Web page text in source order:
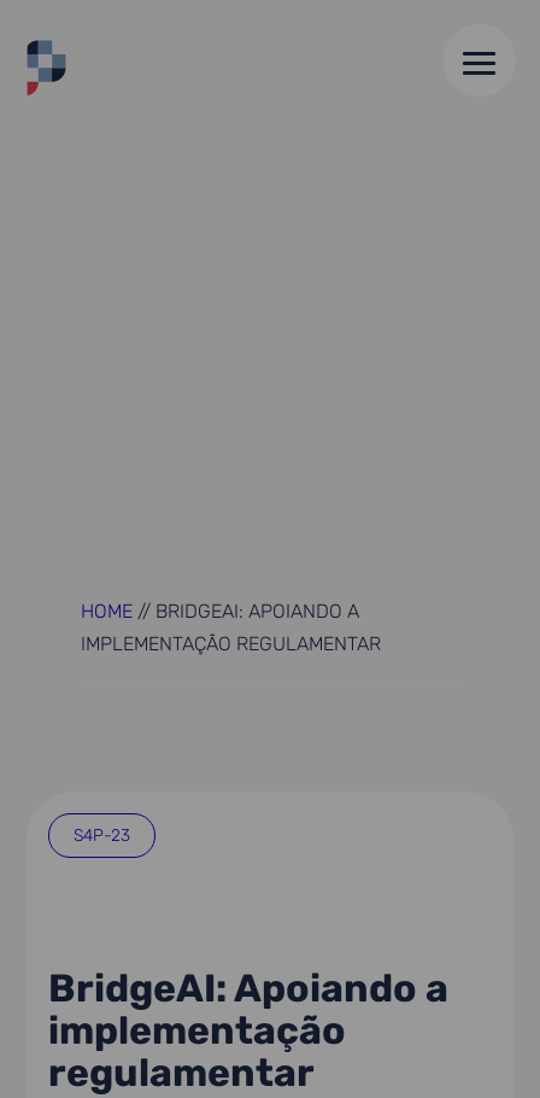
HOME // BRIDGEAI: APOIANDO A
IMPLEMENTAÇÃO REGULAMENTAR
S4P-23
BridgeAI: Apoiando a
implementação
regulamentar